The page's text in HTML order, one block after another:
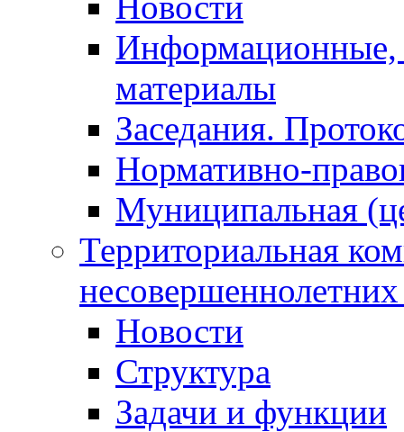
Информационные,
материалы
Заседания.
Нормативно-
Муниципальная
Территориальная
Новости
Структура
Задачи и функции